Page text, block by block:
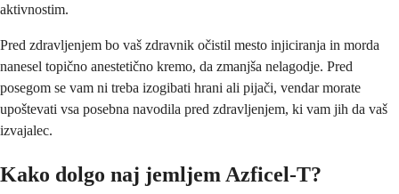
aktivnostim.
Pred zdravljenjem bo vaš zdravnik očistil mesto injiciranja in morda
nanesel topično anestetično kremo, da zmanjša nelagodje. Pred
posegom se vam ni treba izogibati hrani ali pijači, vendar morate
upoštevati vsa posebna navodila pred zdravljenjem, ki vam jih da vaš
izvajalec.
Kako dolgo naj jemljem Azficel-T?